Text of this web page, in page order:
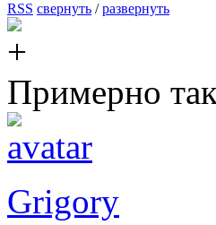
RSS свернуть /развернуть
Примерно так
Grigory